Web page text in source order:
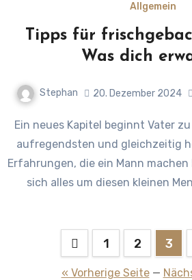
Allgemein
Tipps für
Was dich
Stephan 20. Dezember 2024
Ein neues Kapitel beginnt Vater zu werden ist eine der
aufregendsten und gleichzeitig
Erfahrungen, die ein Mann
sich alles um diesen kleinen
1 2 3
« Vorherige Seite—